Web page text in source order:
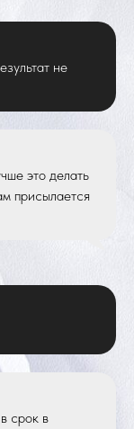
не
это делать
присылается
срок в